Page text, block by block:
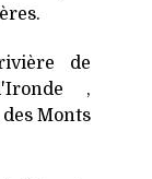
de
,
Monts